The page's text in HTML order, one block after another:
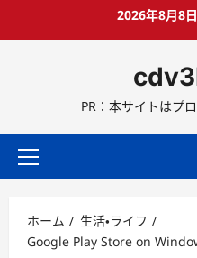
ス
ッ
2026年8月8日
PR：本サイトはプ
メ
メ
ニ
ホーム
生活・ライフ
Google Play Store on